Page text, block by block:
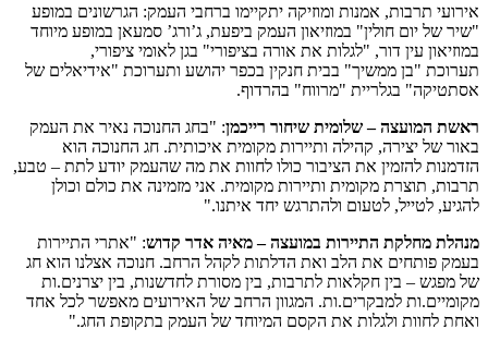
אירועי תרבות, אמנות ומוזיקה יתקיימו ברחבי העמק: הגרשונים במופע
"שיר של יום חולין" במוזיאון העמק ביפעת, ג’ורג’ סמעאן במופע מיוחד
במוזיאון עין דור, "לגלות את אורה בציפורי" בגן לאומי ציפורי,
תערוכת "בן ממשיך" בבית חנקין בכפר יהושע ותערוכת "אידיאלים של
אסתטיקה" בגלריית "מרווח" בהרדוף.
ראשת המועצה – שלומית שיחור רייכמן: "בחג החנוכה נאיר את העמק
באור של יצירה, קהילה ותיירות מקומית איכותית. חג החנוכה הוא
הזדמנות להזמין את הציבור כולו לחוות את מה שהעמק יודע לתת – טבע,
תרבות, תוצרת מקומית ותיירות מקומית. אני מזמינה את כולם וכולן
להגיע, לטייל, לטעום ולהתרגש יחד איתנו."
מנהלת מחלקת התיירות במועצה – מאיה אדר קדוש: "אתרי התיירות
בעמק פותחים את הלב ואת הדלתות לקהל הרחב. חנוכה אצלנו הוא חג
של מפגש – בין חקלאות לתרבות, בין מסורת לחדשנות, בין יצרנים.ות
מקומיים.ות למבקרים.ות. המגוון הרחב של האירועים מאפשר לכל אחד
ואחת לחוות ולגלות את הקסם המיוחד של העמק בתקופת החג."